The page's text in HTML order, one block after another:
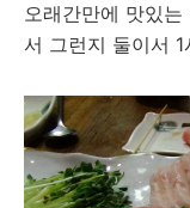
오래간만에 맛있
서 그런지 둘이서